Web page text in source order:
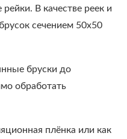
В качестве реек и
сечением 50х50
бруски до
обработать
плёнка или как